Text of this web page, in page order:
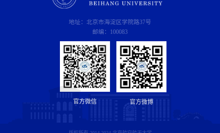
地址：北京市海淀区学院路37号
邮编：100083
官方微信 官方微博